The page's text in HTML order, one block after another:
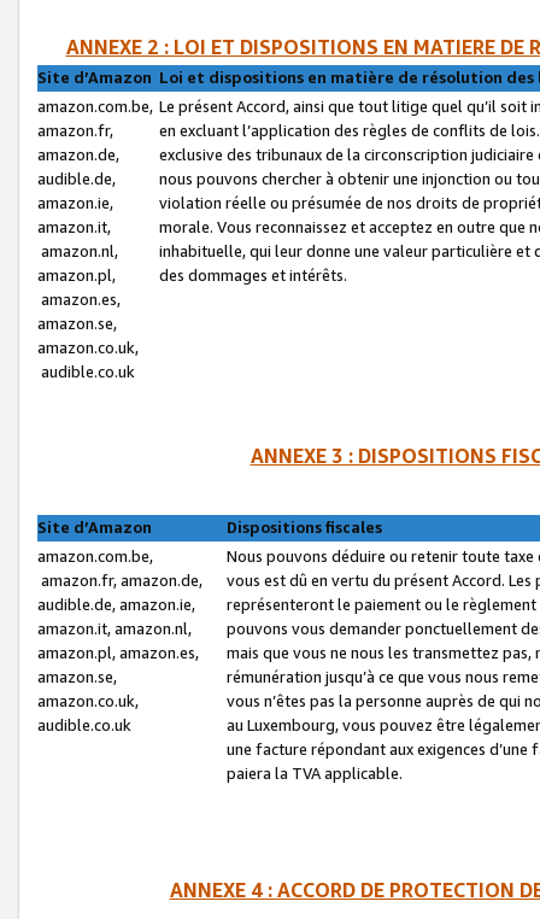
ANNEXE 2 : LOI ET DISPOSITIONS EN MATIERE DE
Site d’Amazon Loi et dispositions en matière de résolution
amazon.com.be,
amazon.fr,
amazon.de,
audible.de,
amazon.ie,
amazon.it,
amazon.nl,
amazon.pl,
amazon.es,
amazon.se,
amazon.co.uk,
audible.co.uk
Le présent Accord, ainsi que tout litige quel qu’il soit
en excluant l’application des règles de conflits de
exclusive des tribunaux de la circonscription
nous pouvons chercher à obtenir une injonction ou
violation réelle ou présumée de nos droits de
morale. Vous reconnaissez et acceptez en outre que
inhabituelle, qui leur donne une valeur particulière
des dommages et intérêts.
ANNEXE 3 : DISPOSITIONS
Site d’Amazon
Dispositions fiscales
amazon.com.be,
amazon.fr, amazon.de,
audible.de, amazon.ie,
amazon.it, amazon.nl,
amazon.pl, amazon.es,
amazon.se,
amazon.co.uk,
audible.co.uk
Nous pouvons déduire ou retenir toute
vous est dû en vertu du présent Accord.
représenteront le paiement ou le
pouvons vous demander ponctuellement
mais que vous ne nous les transmettez
rémunération jusqu’à ce que vous nous
vous n’êtes pas la personne auprès de qui
au Luxembourg, vous pouvez être
une facture répondant aux exigences
paiera la TVA applicable.
ANNEXE 4 : ACCORD DE PROTECTION